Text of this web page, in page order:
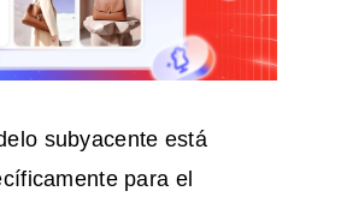
subyacente está
para el